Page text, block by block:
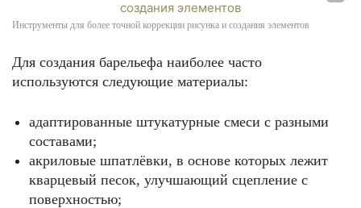
Инструменты для более точной коррекции рисунка и создания элементов
Для создания барельефа наиболее часто
используются следующие материалы:
адаптированные штукатурные смеси с разными
составами;
акриловые шпатлёвки, в основе которых лежит
кварцевый песок, улучшающий сцепление с
поверхностью;